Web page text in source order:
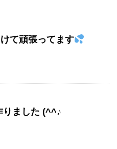
て頑張ってます
りました (^^♪